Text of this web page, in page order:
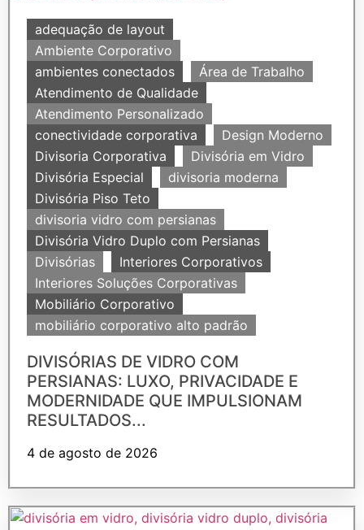
adequação de layout
Ambiente Corporativo
ambientes conectados
Área de Trabalho
Atendimento de Qualidade
Atendimento Personalizado
conectividade corporativa
Design Moderno
Divisoria Corporativa
Divisória em Vidro
Divisória Especial
divisoria moderna
Divisória Piso Teto
divisoria vidro com persianas
Divisória Vidro Duplo com Persianas
Divisórias
Interiores Corporativos
Interiores Soluções Corporativas
Mobiliário Corporativo
mobiliário corporativo alto padrão
DIVISÓRIAS DE VIDRO COM
PERSIANAS: LUXO, PRIVACIDADE E
MODERNIDADE QUE IMPULSIONAM
RESULTADOS...
4 de agosto de 2026